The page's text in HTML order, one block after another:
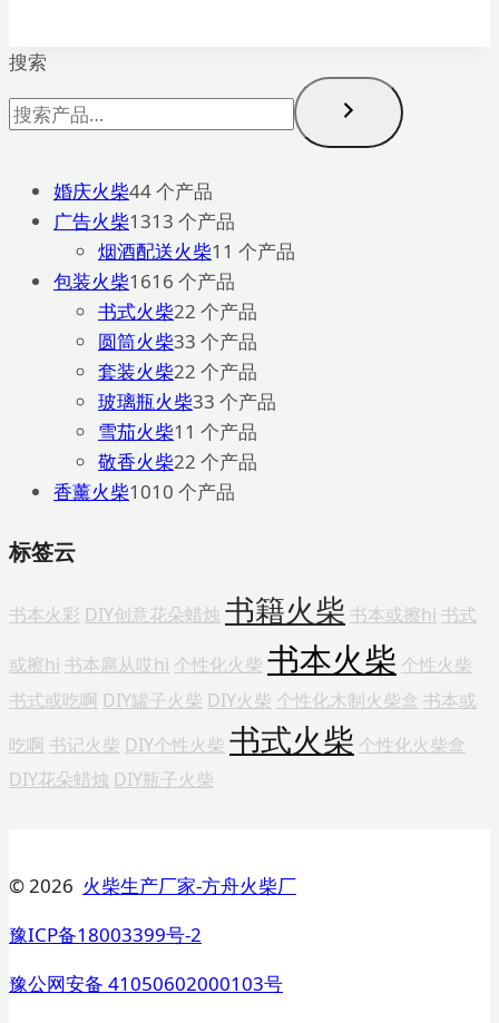
搜索
婚庆火柴44 个产品
广告火柴1313 个产品
烟酒配送火柴1 1 个产品
包装火柴1616 个产品
书式火柴22 个产品
圆筒火柴33 个产品
套装火柴22 个产品
玻璃瓶火柴33 个产品
雪茄火柴1 1 个产品
敬香火柴22 个产品
香薰火柴1010 个产品
标签云
书本火彩 DIY创意花朵蜡烛 书籍火柴 书本或擦hi 书式
或擦hi 书本扈从哎hi 个性化火柴 书本火柴 个性火柴
书式或吃啊 DIY罐子火柴 DIY火柴 个性化木制火柴盒 书本或
吃啊 书记火柴 DIY个性火柴 书式火柴 个性化火柴盒
DIY花朵蜡烛 DIY瓶子火柴
© 2026 火柴生产厂家-方舟火柴厂
豫ICP备18003399号-2
豫公网安备 41050602000103号